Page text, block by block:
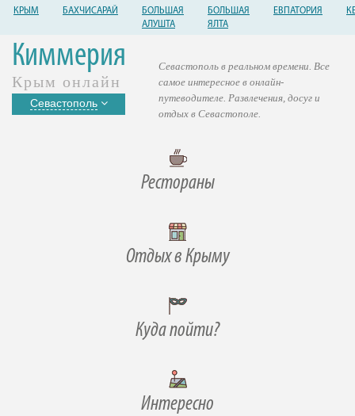
КРЫМ БАХЧИСАРАЙ
БОЛЬШАЯ
АЛУШТА
БОЛЬШАЯ
ЯЛТА
ЕВПАТОРИЯ
Киммерия
Крым онлайн
Севастополь
Рестораны
Отдых в Крыму
Куда пойти?
Интересно
Севастополь в реальном времени. Все
самое интересное в онлайн-
путеводителе. Развлечения, досуг и
отдых в Севастополе.